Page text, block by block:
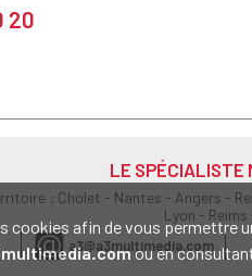
cookies afin de vous
ou en
20
LE SPÉCIALISTE
: Cholet - Nantes - Angers -
Lyon -
a3@a3multimedia.com